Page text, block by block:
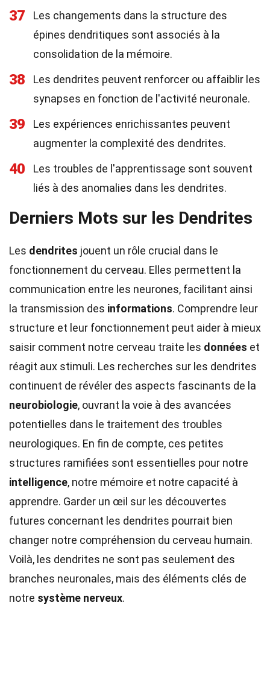
37
Les changements dans la structure des
épines dendritiques sont associés à la
consolidation de la mémoire.
38
Les dendrites peuvent renforcer ou affaiblir les
synapses en fonction de l'activité neuronale.
39
Les expériences enrichissantes peuvent
augmenter la complexité des dendrites.
40
Les troubles de l'apprentissage sont souvent
liés à des anomalies dans les dendrites.
Derniers Mots sur les Dendrites
Les dendrites jouent un rôle crucial dans le
fonctionnement du cerveau. Elles permettent la
communication entre les neurones, facilitant ainsi
la transmission des informations. Comprendre leur
structure et leur fonctionnement peut aider à mieux
saisir comment notre cerveau traite les données et
réagit aux stimuli. Les recherches sur les dendrites
continuent de révéler des aspects fascinants de la
neurobiologie, ouvrant la voie à des avancées
potentielles dans le traitement des troubles
neurologiques. En fin de compte, ces petites
structures ramifiées sont essentielles pour notre
intelligence, notre mémoire et notre capacité à
apprendre. Garder un œil sur les découvertes
futures concernant les dendrites pourrait bien
changer notre compréhension du cerveau humain.
Voilà, les dendrites ne sont pas seulement des
branches neuronales, mais des éléments clés de
notre système nerveux.